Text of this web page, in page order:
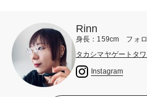
Rinn
身長：159cm フォ
タカシマヤゲートタ
Instagram